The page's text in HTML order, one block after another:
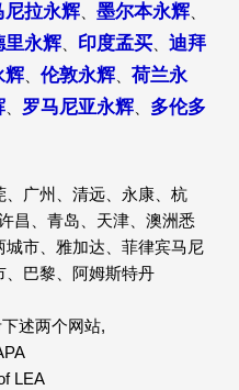
尼拉永辉、 墨尔本永辉、
里永辉、 印度孟买、 迪拜
辉、 伦敦永辉、 荷兰永
、 罗马尼亚永辉、 多伦多
、广州、清远、永康、杭
昌、青岛、天津、澳洲悉
城市、雅加达、菲律宾马尼
、巴黎、阿姆斯特丹
述两个网站,
LEA